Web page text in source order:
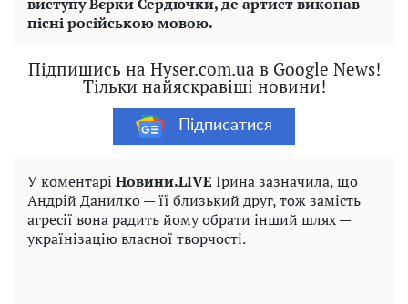
пісні російською мовою.
Підпишись на Hyser.com.ua в Google News!
Тільки найяскравіші новини!
Підписатися
У коментарі Новини.LIVE Ірина зазначила, що
Андрій Данилко — її близький друг, тож замість
агресії вона радить йому обрати інший шлях —
українізацію власної творчості.